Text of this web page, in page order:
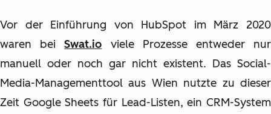
Vor der Einführung von HubSpot im März 2020
waren beiSwat.io viele Prozesse entweder nur
manuell oder noch gar nicht existent. Das Social-
Media-Managementtool aus Wien nutzte zu dieser
Zeit Google Sheets für Lead-Listen, ein CRM-System